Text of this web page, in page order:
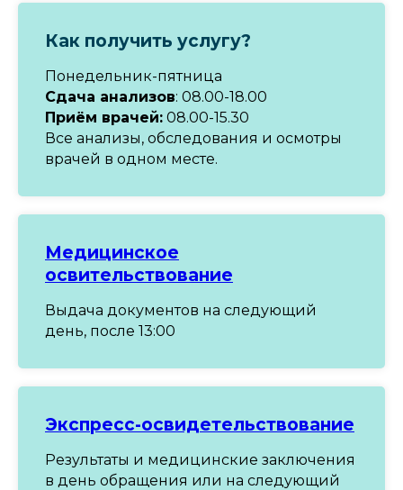
Как получить услугу?
Понедельник-пятница
Сдача анализов: 08.00-18.00
Приём врачей: 08.00-15.30
Все анализы, обследования и осмотры
врачей в одном месте.
Медицинское
освительствование
Выдача документов на следующий
день, после 13:00
Экспресс-освидетельствование
Результаты и медицинские заключения
в день обращения или на следующий